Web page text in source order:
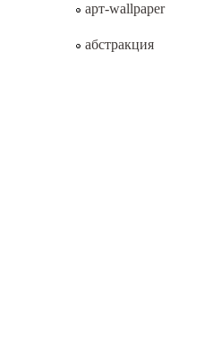
арт-wallpaper
абстракция